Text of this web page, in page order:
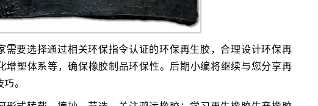
要选择通过相关环保指令认证的环保再生胶，合理设计环保再
塑体系等，确保橡胶制品环保性。后期小编将继续与您分享再
。